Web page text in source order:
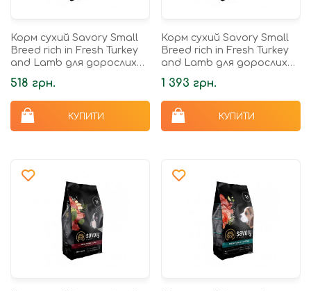
Корм сухий Savory Small
Breed rich in Fresh Turkey
and Lamb для дорослих
собак малих порід зі
свіжим ягням та...
518 грн.
КУПИТИ
Корм сухий Savory Small
Breed rich in Fresh Turkey
and Lamb для дорослих
собак малих порід до 10 кг
зі свіжим ягням...
1 393 грн.
КУПИТИ